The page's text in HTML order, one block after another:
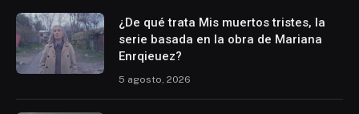
¿De qué trata Mis muertos tristes, la
serie basada en la obra de Mariana
Enrqieuez?
5 agosto, 2026